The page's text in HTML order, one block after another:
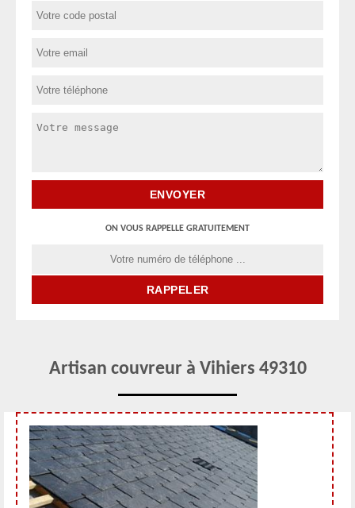
ON VOUS RAPPELLE GRATUITEMENT
Artisan couvreur à Vihiers 49310